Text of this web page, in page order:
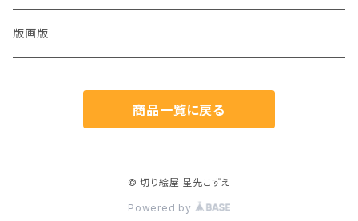
猫
版画版
商品一覧に戻る
© 切り絵屋 星先こずえ
Powered by